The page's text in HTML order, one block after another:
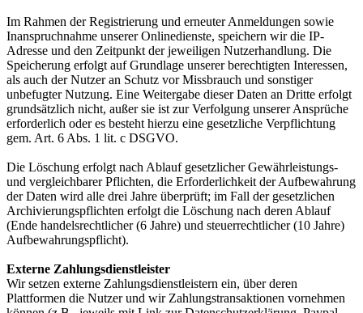
Im Rahmen der Registrierung und erneuter Anmeldungen sowie
Inanspruchnahme unserer Onlinedienste, speichern wir die IP-
Adresse und den Zeitpunkt der jeweiligen Nutzerhandlung. Die
Speicherung erfolgt auf Grundlage unserer berechtigten Interessen,
als auch der Nutzer an Schutz vor Missbrauch und sonstiger
unbefugter Nutzung. Eine Weitergabe dieser Daten an Dritte erfolgt
grundsätzlich nicht, außer sie ist zur Verfolgung unserer Ansprüche
erforderlich oder es besteht hierzu eine gesetzliche Verpflichtung
gem. Art. 6 Abs. 1 lit. c DSGVO.
Die Löschung erfolgt nach Ablauf gesetzlicher Gewährleistungs-
und vergleichbarer Pflichten, die Erforderlichkeit der Aufbewahrung
der Daten wird alle drei Jahre überprüft; im Fall der gesetzlichen
Archivierungspflichten erfolgt die Löschung nach deren Ablauf
(Ende handelsrechtlicher (6 Jahre) und steuerrechtlicher (10 Jahre)
Aufbewahrungspflicht).
Externe Zahlungsdienstleister
Wir setzen externe Zahlungsdienstleistern ein, über deren
Plattformen die Nutzer und wir Zahlungstransaktionen vornehmen